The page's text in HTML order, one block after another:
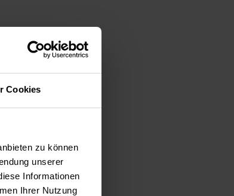
Cookies
zu können
unserer
Informationen
Ihrer Nutzung